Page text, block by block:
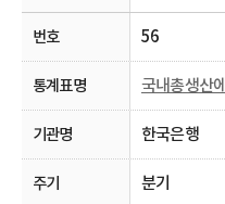
56
한국은행
분기